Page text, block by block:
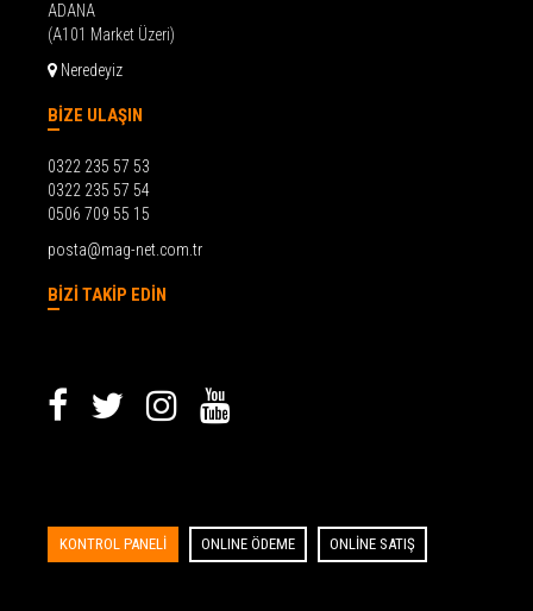
ADANA
(A101 Market Üzeri)
Neredeyiz
BİZE ULAŞIN
0322 235 57 53
0322 235 57 54
0506 709 55 15
posta@mag-net.com.tr
BİZİ TAKİP EDİN
KONTROL PANELİ ONLINE ÖDEME ONLİNE SATIŞ